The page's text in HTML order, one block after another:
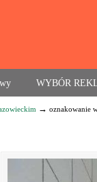
WYBÓR
→ oznakowanie